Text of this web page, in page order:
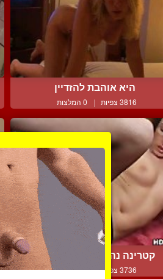
היא אוהבת להזדיין
3816 צפיות | 0 המלצות
קטרינה נהנית מזין שחור ג...
3736 צפיות | 0 המלצות